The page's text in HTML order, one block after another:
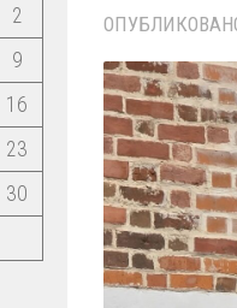
2
9
16
23
30